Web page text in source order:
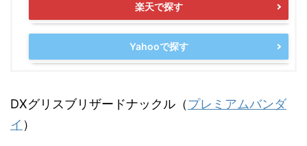
楽天で探す
Yahooで探す
DXグリスブリザードナックル（プレミアムバンダ
イ ）